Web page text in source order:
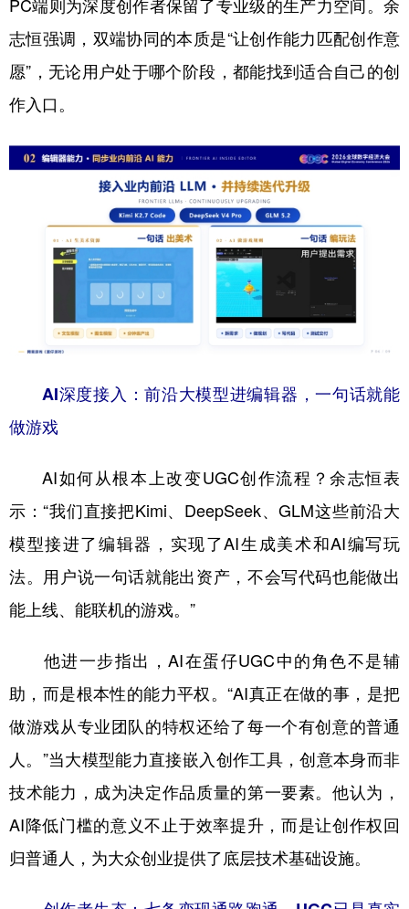
PC端则为深度创作者保留了专业级的生产力空间。余
志恒强调，双端协同的本质是“让创作能力匹配创作意
愿”，无论用户处于哪个阶段，都能找到适合自己的创
作入口。
AI深度接入：前沿大模型进编辑器，一句话就能
做游戏
AI如何从根本上改变UGC创作流程？余志恒表
示：“我们直接把Kimi、DeepSeek、GLM这些前沿大
模型接进了编辑器，实现了AI生成美术和AI编写玩
法。用户说一句话就能出资产，不会写代码也能做出
能上线、能联机的游戏。”
他进一步指出，AI在蛋仔UGC中的角色不是辅
助，而是根本性的能力平权。“AI真正在做的事，是把
做游戏从专业团队的特权还给了每一个有创意的普通
人。”当大模型能力直接嵌入创作工具，创意本身而非
技术能力，成为决定作品质量的第一要素。他认为，
AI降低门槛的意义不止于效率提升，而是让创作权回
归普通人，为大众创业提供了底层技术基础设施。